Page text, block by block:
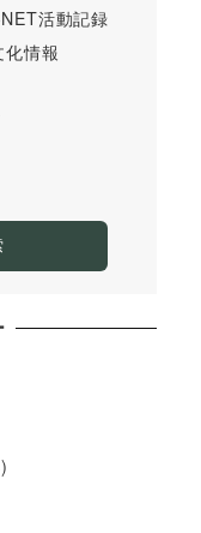
活動記録
化情報